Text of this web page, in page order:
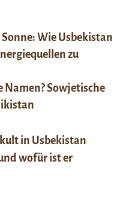
Wie Usbekistan
zu
Sowjetische
in Usbekistan
wofür ist er